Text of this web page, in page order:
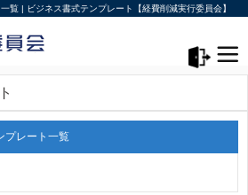
覧 | ビジネス書式テンプレート【経費削減実行委員会】
プレート一覧